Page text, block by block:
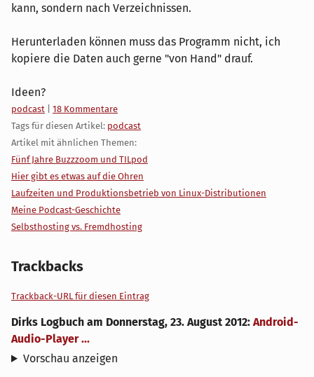
kann, sondern nach Verzeichnissen.
Herunterladen können muss das Programm nicht, ich
kopiere die Daten auch gerne "von Hand" drauf.
Ideen?
Kategorien:
podcast
18 Kommentare
Tags für diesen Artikel: podcast
Artikel mit ähnlichen Themen:
Fünf Jahre Buzzzoom und TILpod
Hier gibt es etwas auf die Ohren
Laufzeiten und Produktionsbetrieb von Linux-Distributionen
Meine Podcast-Geschichte
Selbsthosting vs. Fremdhosting
Trackbacks
Trackback-URL für diesen Eintrag
Dirks Logbuch am Donnerstag, 23. August 2012: Android-
Audio-Player ...
Vorschau anzeigen